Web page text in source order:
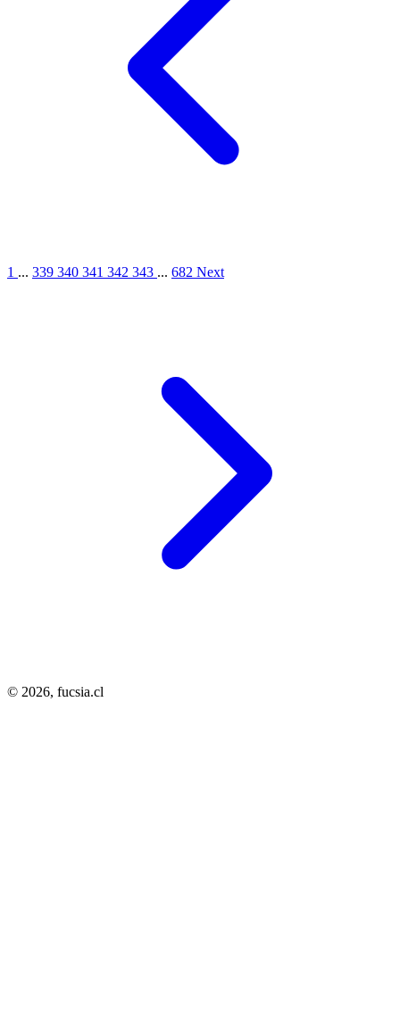
1 ... 339 340 341 342 343 ... 682 Next
© 2026, fucsia.cl